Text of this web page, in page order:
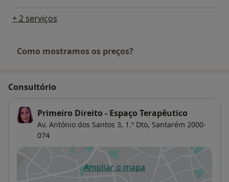
+ 2 serviços
Como mostramos os preços?
Consultório
Primeiro Direito - Espaço Terapêutico
Av. António dos Santos 3, 1.º Dto, Santarém 2000-
074
Ampliar o mapaabre num novo separador